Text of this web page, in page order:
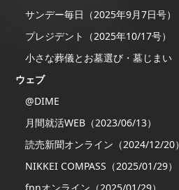
サンデー毎日（2025年9月7日号）
プレジデント（2025年10/17号）
小さな葬儀とお墓選び・墓じまい
ウェブ
@DIME
月間就活WEB（2023/06/13）
読売新聞オンライン（2024/12/20）
NIKKEI COMPASS（2025/01/29）